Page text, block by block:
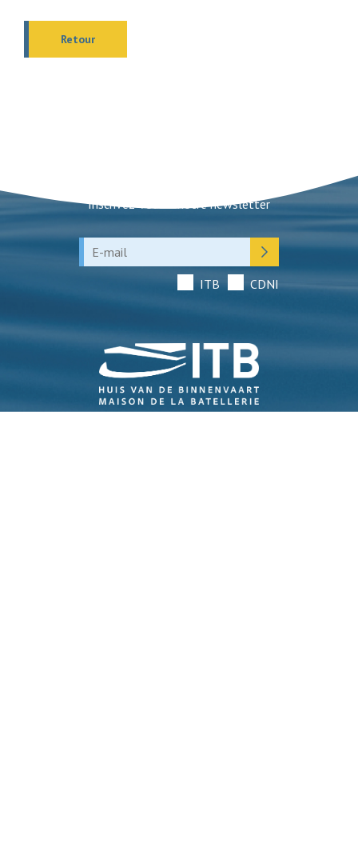
Retour
Inscrivez-vous à notre newsletter
ITB CDNI